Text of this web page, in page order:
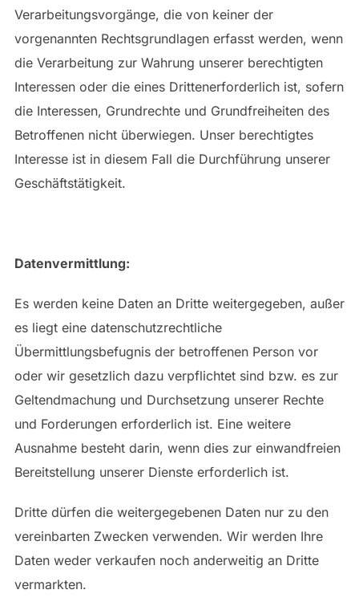
Verarbeitungsvorgänge, die von keiner der
vorgenannten Rechtsgrundlagen erfasst werden, wenn
die Verarbeitung zur Wahrung unserer berechtigten
Interessen oder die eines Drittenerforderlich ist, sofern
die Interessen, Grundrechte und Grundfreiheiten des
Betroffenen nicht überwiegen. Unser berechtigtes
Interesse ist in diesem Fall die Durchführung unserer
Geschäftstätigkeit.
Datenvermittlung:
Es werden keine Daten an Dritte weitergegeben, außer
es liegt eine datenschutzrechtliche
Übermittlungsbefugnis der betroffenen Person vor
oder wir gesetzlich dazu verpflichtet sind bzw. es zur
Geltendmachung und Durchsetzung unserer Rechte
und Forderungen erforderlich ist. Eine weitere
Ausnahme besteht darin, wenn dies zur einwandfreien
Bereitstellung unserer Dienste erforderlich ist.
Dritte dürfen die weitergegebenen Daten nur zu den
vereinbarten Zwecken verwenden. Wir werden Ihre
Daten weder verkaufen noch anderweitig an Dritte
vermarkten.